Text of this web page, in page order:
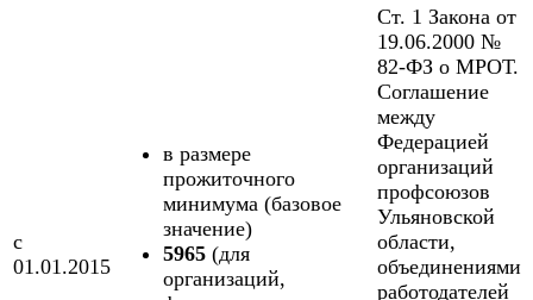
с
01.01.2015
в размере
прожиточного
минимума (базовое
значение)
5965 (для
организаций,
Ст. 1 Закона от
19.06.2000 №
82-ФЗ о МРОТ.
Соглашение
между
Федерацией
организаций
профсоюзов
Ульяновской
области,
объединениями
работодателей